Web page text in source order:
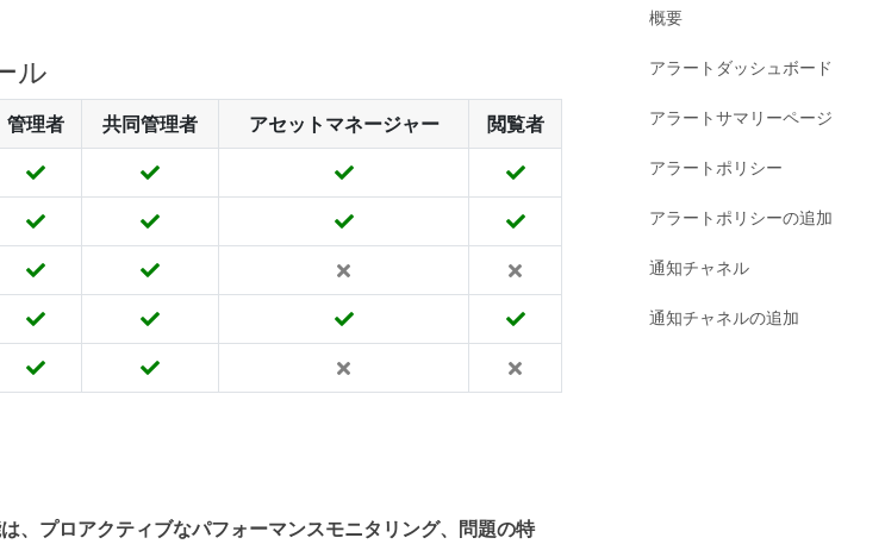
ル
管理者 共同管理者 アセットマネージャー 閲覧者
プロアクティブなパフォーマンスモニタリング、問題の特
概要
アラートダッシュボード
アラートサマリーページ
アラートポリシー
アラートポリシーの追加
通知チャネル
通知チャネルの追加